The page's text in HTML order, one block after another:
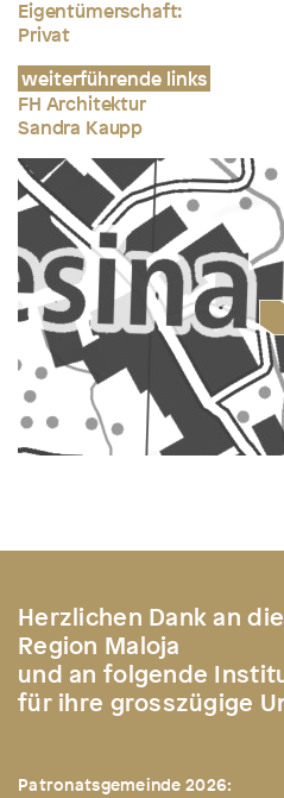
Eigentümerschaft:
Privat
weiterführende links
FH Architektur
Sandra Kaupp
Herzlichen Dank an
Region Maloja
und an folgende
für ihre grosszügige
Patronatsgemeinde 2026: